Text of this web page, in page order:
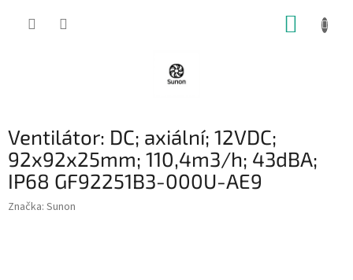
Ventilátor: DC; axiální; 12VDC;
92x92x25mm; 110,4m3/h; 43dBA;
IP68 GF92251B3-000U-AE9
Značka: Sunon